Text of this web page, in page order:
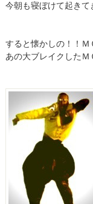
今朝も寝ぼけて起きて
すると懐かしの！！Ｍ
あの大ブレイクしたＭ